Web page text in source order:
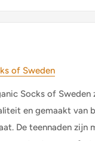
of Sweden
Socks of Sweden
en gemaakt van
De teennaden zijn